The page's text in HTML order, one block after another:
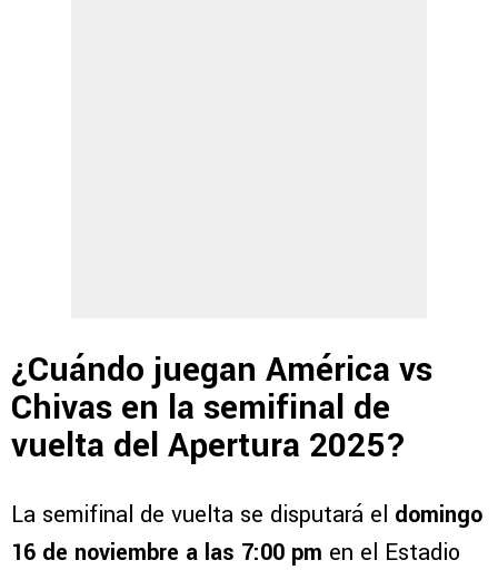
¿Cuándo juegan América vs
Chivas en la semifinal de
vuelta del Apertura 2025?
La semifinal de vuelta se disputará el domingo
16 de noviembre a las 7:00 pm en el Estadio